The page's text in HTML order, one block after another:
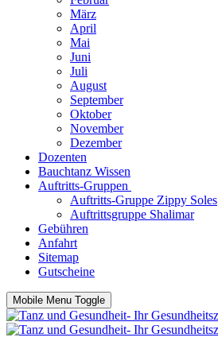
März
April
Mai
Juni
Juli
August
September
Oktober
November
Dezember
Dozenten
Bauchtanz Wissen
Auftritts-Gruppen
Auftritts-Gruppe Zippy Soles
Auftrittsgruppe Shalimar
Gebühren
Anfahrt
Sitemap
Gutscheine
Mobile Menu Toggle